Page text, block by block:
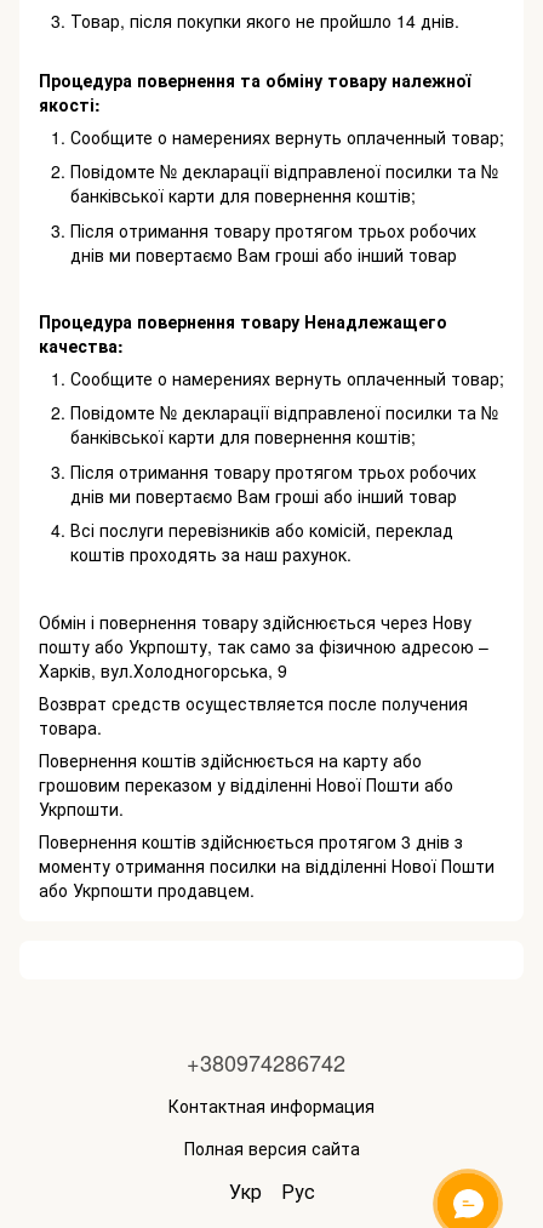
Товар, після покупки якого не пройшло 14 днів.
Процедура повернення та обміну товару належної
якості:
Сообщите о намерениях вернуть оплаченный товар;
Повідомте № декларації відправленої посилки та №
банківської карти для повернення коштів;
Після отримання товару протягом трьох робочих
днів ми повертаємо Вам гроші або інший товар
Процедура повернення товару Ненадлежащего
качества:
Сообщите о намерениях вернуть оплаченный товар;
Повідомте № декларації відправленої посилки та №
банківської карти для повернення коштів;
Після отримання товару протягом трьох робочих
днів ми повертаємо Вам гроші або інший товар
Всі послуги перевізників або комісій, переклад
коштів проходять за наш рахунок.
Обмін і повернення товару здійснюється через Нову
пошту або Укрпошту, так само за фізичною адресою –
Харків, вул.Холодногорська, 9
Возврат средств осуществляется после получения
товара.
Повернення коштів здійснюється на карту або
грошовим переказом у відділенні Нової Пошти або
Укрпошти.
Повернення коштів здійснюється протягом 3 днів з
моменту отримання посилки на відділенні Нової Пошти
або Укрпошти продавцем.
+380974286742
Контактная информация
Полная версия сайта
Укр Рус ОНЛАЙН ЧАТ